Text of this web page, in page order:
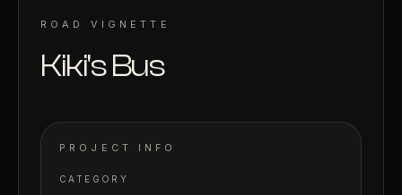
ROAD VIGNETTE
Kiki's Bus
PROJECT INFO
CATEGORY